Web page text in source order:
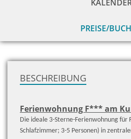
PREISE/
BESCHREIBUNG
Ferienwohnung F*** am
Die ideale 3-Sterne-Ferienwohnung für
Schlafzimmer; 3-5 Personen) in